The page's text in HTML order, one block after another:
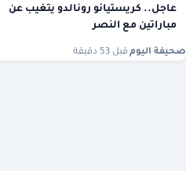
عاجل.. كريستيانو رونالدو يتغيب عن
مباراتين مع النصر
صحيفة اليوم· قبل 53 دقيقة